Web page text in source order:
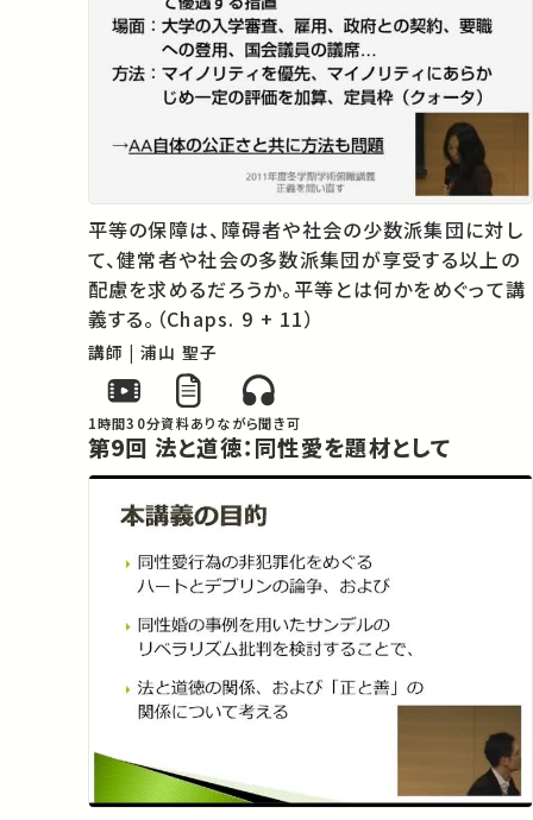
平等の保障は、障碍者や社会の少数派集団に対し
て、健常者や社会の多数派集団が享受する以上の
配慮を求めるだろうか。平等とは何かをめぐって講
義する。（Chaps. 9 + 11）
講師 | 浦山 聖子
1時間30分資料ありながら聞き可
第9回 法と道徳：同性愛を題材として